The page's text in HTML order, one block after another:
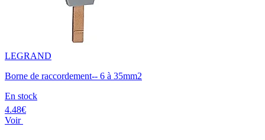
LEGRAND
Borne de raccordement-- 6 à 35mm2
En stock
4.48€
Voir